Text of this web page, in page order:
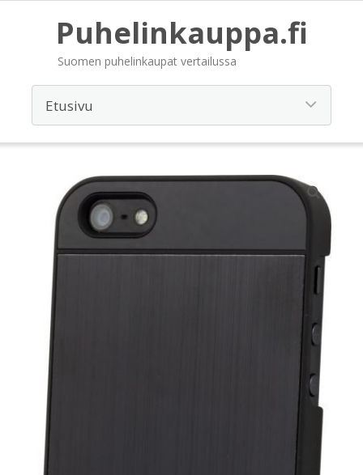
Puhelinkauppa.fi
Suomen puhelinkaupat vertailussa